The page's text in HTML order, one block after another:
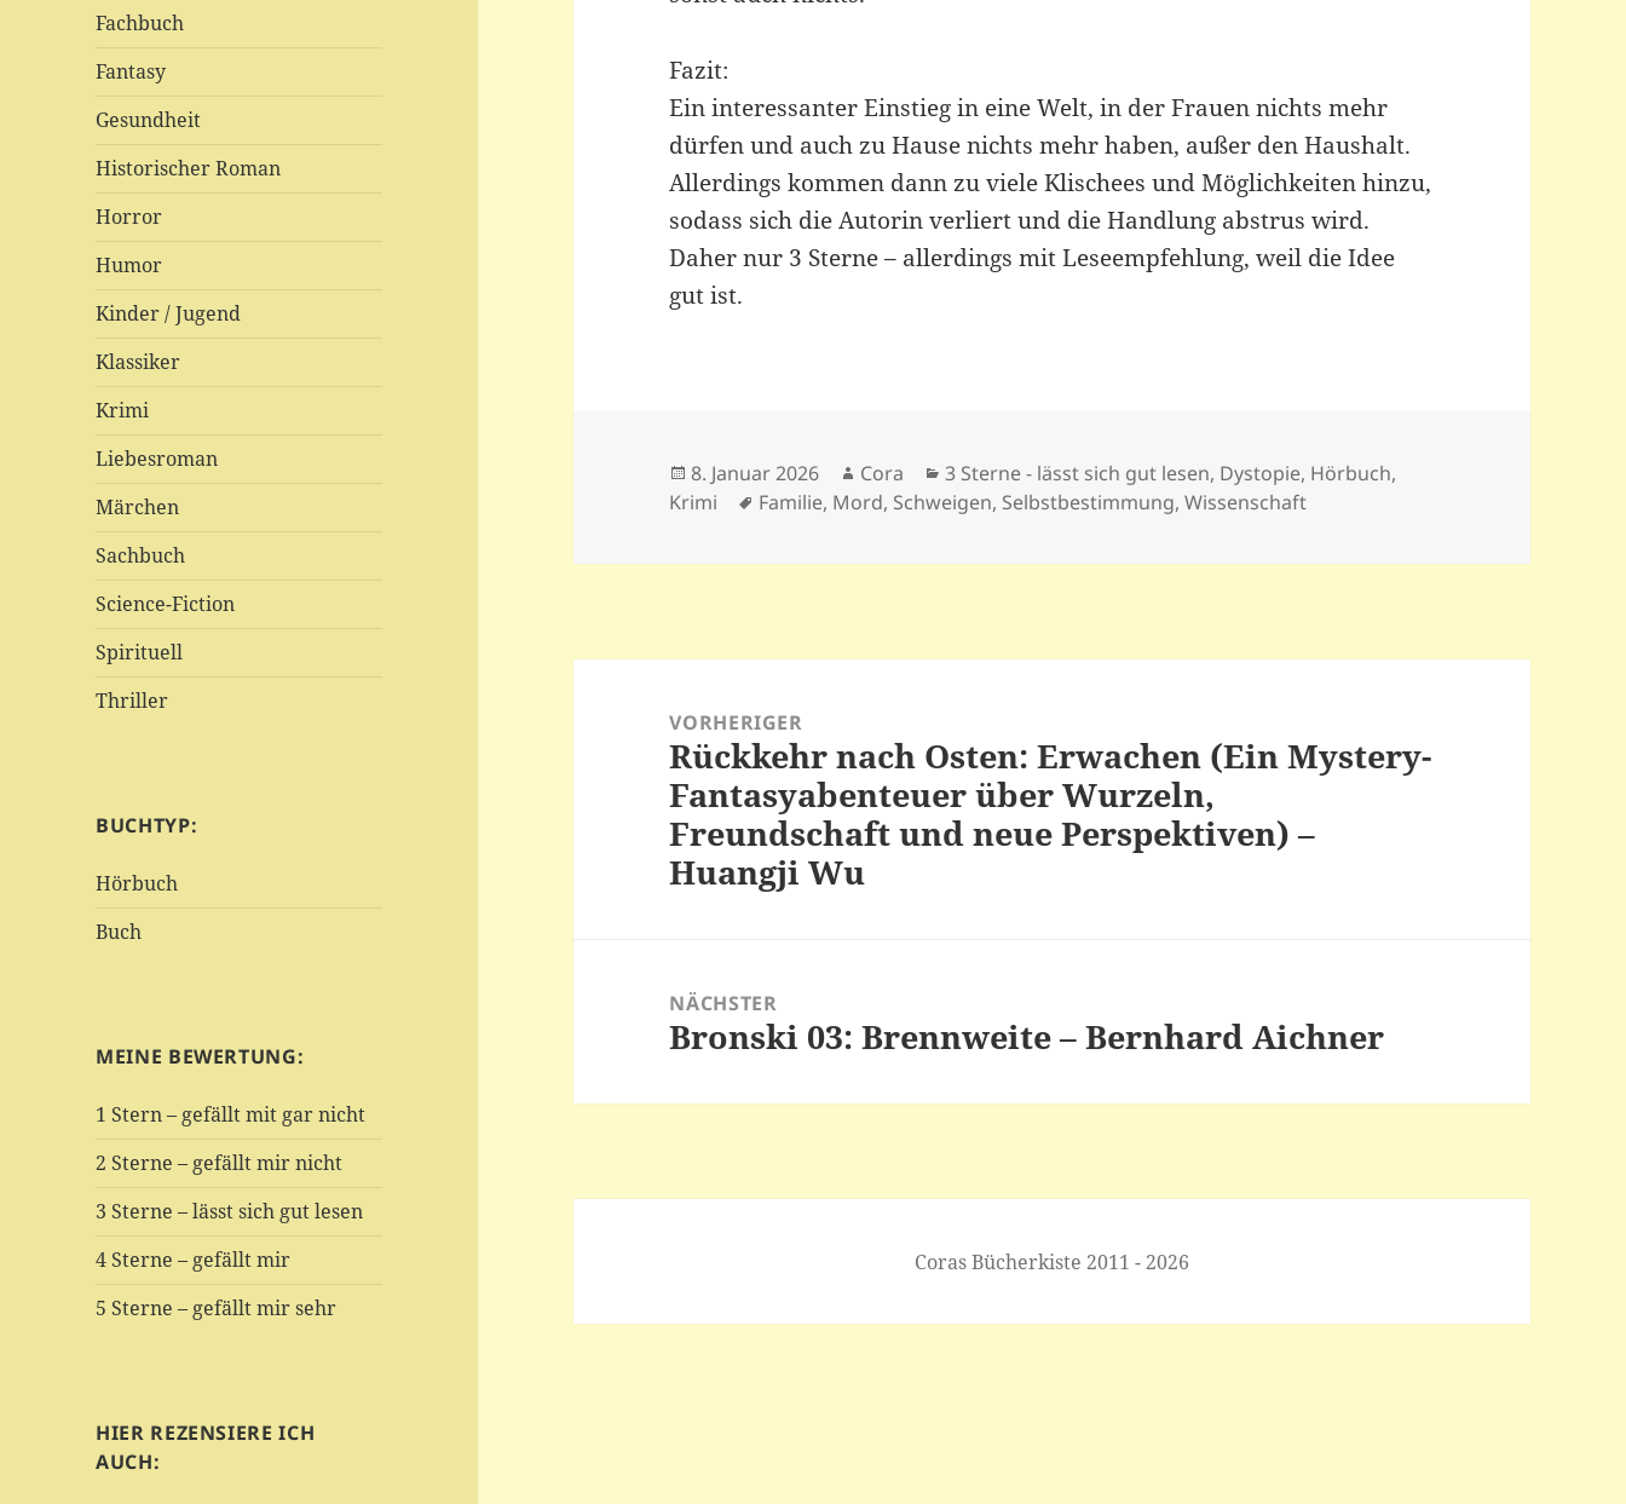
Fachbuch
Fantasy
Gesundheit
Historischer Roman
Horror
Humor
Kinder / Jugend
Klassiker
Krimi
Liebesroman
Märchen
Sachbuch
Science-Fiction
Spirituell
Thriller
BUCHTYP:
Hörbuch
Buch
MEINE BEWERTUNG:
1 Stern – gefällt mit gar nicht
2 Sterne – gefällt mir nicht
3 Sterne – lässt sich gut lesen
4 Sterne – gefällt mir
5 Sterne – gefällt mir sehr
HIER REZENSIERE ICH
AUCH:
Fazit:
Ein interessanter Einstieg in eine Welt, in der Frauen nichts mehr
dürfen und auch zu Hause nichts mehr haben, außer den Haushalt.
Allerdings kommen dann zu viele Klischees und Möglichkeiten hinzu,
sodass sich die Autorin verliert und die Handlung abstrus wird.
Daher nur 3 Sterne – allerdings mit Leseempfehlung, weil die Idee
gut ist.
Veröffentlicht
am
8. Januar 2026 Autor
Cora Kategorien
3 Sterne - lässt sich gut lesen, Dystopie, Hörbuch,
Krimi
Schlagwörter
Familie, Mord, Schweigen, Selbstbestimmung,Wissenschaft
VORHERIGER
Vorheriger
Beitrag:
Rückkehr nach Osten: Erwachen (Ein Mystery-
Fantasyabenteuer über Wurzeln,
Freundschaft und neue Perspektiven) –
Huangji Wu
NÄCHSTER
Nächster
Bronski 03: Brennweite – Bernhard Aichner
Coras Bücherkiste 2011 - 2026